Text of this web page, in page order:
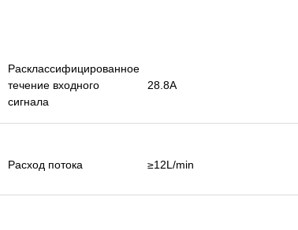
Расклассифицированное
течение входного
сигнала
28.8A
Расход потока ≥12L/min